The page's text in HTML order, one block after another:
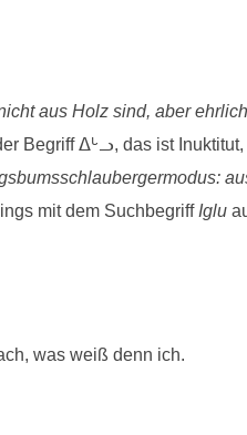
aus Holz sind, aber
Begriff ᐃᒡᓗ, das ist
mit dem Suchbegriff Iglu
was weiß denn ich.